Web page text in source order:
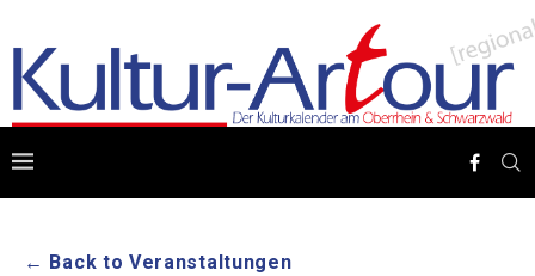
← Back to Veranstaltungen